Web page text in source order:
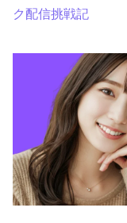
ク配信挑戦記